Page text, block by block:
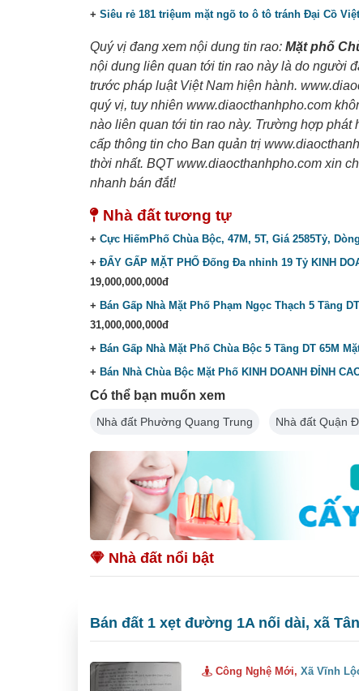
+ Siêu rẻ 181 triệum mặt ngõ to ô tô tránh Đại Cồ
Quý vị đang xem nội dung tin rao: Mặt phố
nội dung liên quan tới tin rao này là do người
trước pháp luật Việt Nam hiện hành.
quý vị, tuy nhiên www.diaocthanhpho.com
nào liên quan tới tin rao này. Trường hợp
cấp thông tin cho Ban quản trị
thời nhất. BQT www.diaocthanhpho.com xin
nhanh bán đắt!
Nhà đất tương tự
+ Cực HiếmPhố Chùa Bộc, 47M, 5T, Giá 2585Tỷ,
+ ĐẨY GẤP MẶT PHỐ Đống Đa nhỉnh 19 Tỷ KINH
19,000,000,000đ
+ Bán Gấp Nhà Mặt Phố Phạm Ngọc Thạch 5 Tầng
31,000,000,000đ
+ Bán Gấp Nhà Mặt Phố Chùa Bộc 5 Tầng DT 65M
+ Bán Nhà Chùa Bộc Mặt Phố KINH DOANH ĐỈNH
Có thể bạn muốn xem
Nhà đất Phường Quang Trung Nhà đất Quận
Nhà đất nổi bật
Bán đất 1 xẹt đường 1A nối dài, xã
Công Nghệ Mới,Xã Vĩnh